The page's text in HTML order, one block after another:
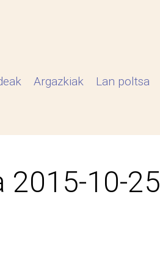
Argazkiak Lan poltsa
2015-10-25